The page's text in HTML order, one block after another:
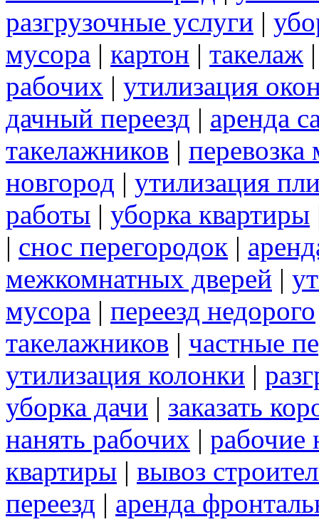
разгрузочные услуги |
мусора | картон | такелаж
рабочих | утилизация
дачный переезд | аренда
такелажников |
новгород | утилизация
работы | уборка квартиры
| снос перегородок |
межкомнатных дверей |
мусора | переезд недорого
такелажников | частные
утилизация колонки |
уборка дачи | заказать
нанять рабочих | рабочие
квартиры | вывоз
переезд | аренда